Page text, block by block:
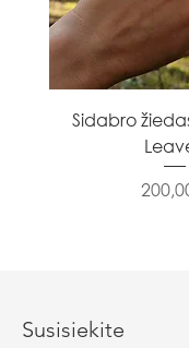
Sidabro
Kaina
Susisiekite